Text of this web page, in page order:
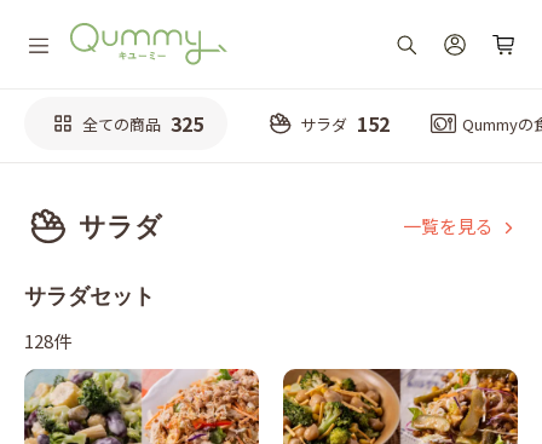
全ての商品 325 サラダ 152 Qummyの
サラダ 一覧を見る
サラダセット
128件